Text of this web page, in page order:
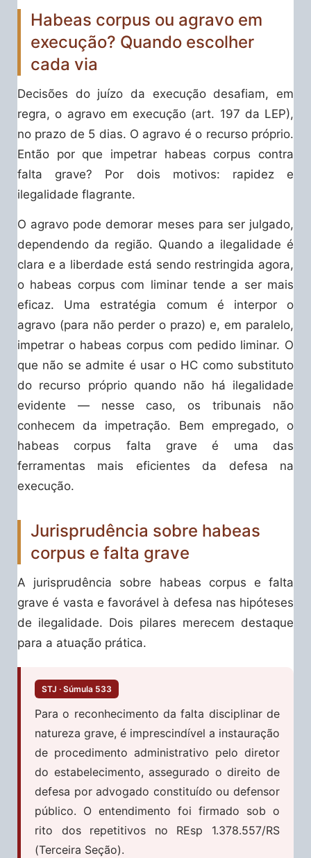
Habeas corpus ou agravo em
execução? Quando escolher
cada via
Decisões do juízo da execução desafiam, em
regra, o agravo em execução (art. 197 da LEP),
no prazo de 5 dias. O agravo é o recurso próprio.
Então por que impetrar habeas corpus contra
falta grave? Por dois motivos: rapidez e
ilegalidade flagrante.
O agravo pode demorar meses para ser julgado,
dependendo da região. Quando a ilegalidade é
clara e a liberdade está sendo restringida agora,
o habeas corpus com liminar tende a ser mais
eficaz. Uma estratégia comum é interpor o
agravo (para não perder o prazo) e, em paralelo,
impetrar o habeas corpus com pedido liminar. O
que não se admite é usar o HC como substituto
do recurso próprio quando não há ilegalidade
evidente — nesse caso, os tribunais não
conhecem da impetração. Bem empregado, o
habeas corpus falta grave é uma das
ferramentas mais eficientes da defesa na
execução.
Jurisprudência sobre habeas
corpus e falta grave
A jurisprudência sobre habeas corpus e falta
grave é vasta e favorável à defesa nas hipóteses
de ilegalidade. Dois pilares merecem destaque
para a atuação prática.
STJ · Súmula 533
Para o reconhecimento da falta disciplinar de
natureza grave, é imprescindível a instauração
de procedimento administrativo pelo diretor
do estabelecimento, assegurado o direito de
defesa por advogado constituído ou defensor
público. O entendimento foi firmado sob o
rito dos repetitivos no REsp 1.378.557/RS
(Terceira Seção).